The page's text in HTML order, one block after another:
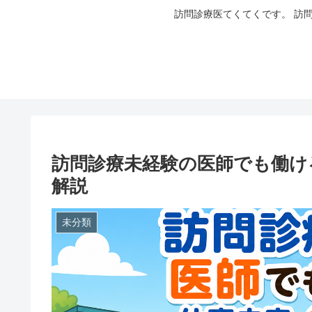
訪問診療医てくてくです。 訪
訪問診療未経験の医師でも働
解説
未分類